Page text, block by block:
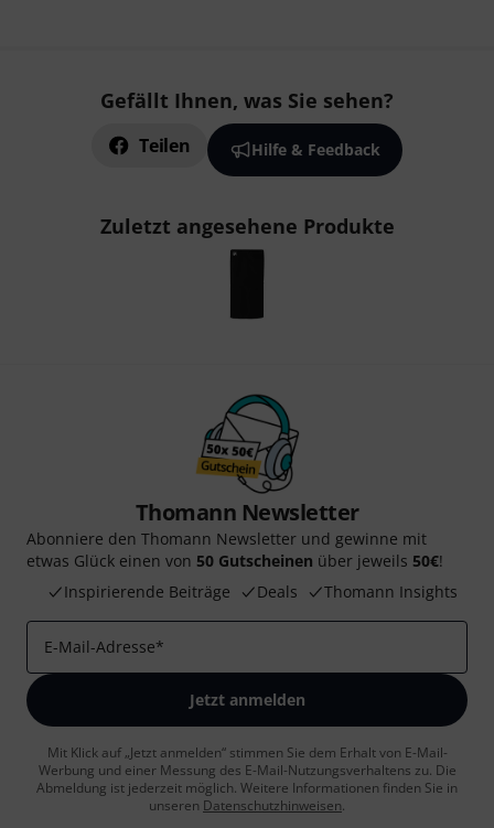
Gefällt Ihnen, was Sie sehen?
Teilen Hilfe & Feedback
Zuletzt angesehene Produkte
Thomann Newsletter
Abonniere den Thomann Newsletter und gewinne mit
etwas Glück einen von 50 Gutscheinen über jeweils 50€!
Inspirierende Beiträge
Deals Thomann Insights
E-Mail-Adresse*
Jetzt anmelden
Mit Klick auf „Jetzt anmelden“ stimmen Sie dem Erhalt von E-Mail-
Werbung und einer Messung des E-Mail-Nutzungsverhaltens zu. Die
Abmeldung ist jederzeit möglich. Weitere Informationen finden Sie in
unseren Datenschutzhinweisen.